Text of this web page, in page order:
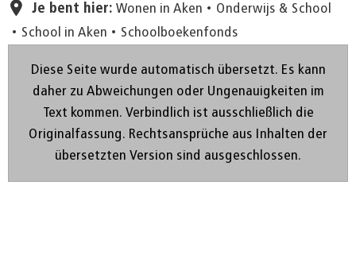
Je bent hier: Wonen in Aken
Onderwijs & School
School in Aken
Schoolboekenfonds
Diese Seite wurde automatisch übersetzt. Es kann
daher zu Abweichungen oder Ungenauigkeiten im
Text kommen. Verbindlich ist ausschließlich die
Originalfassung. Rechtsansprüche aus Inhalten der
übersetzten Version sind ausgeschlossen.